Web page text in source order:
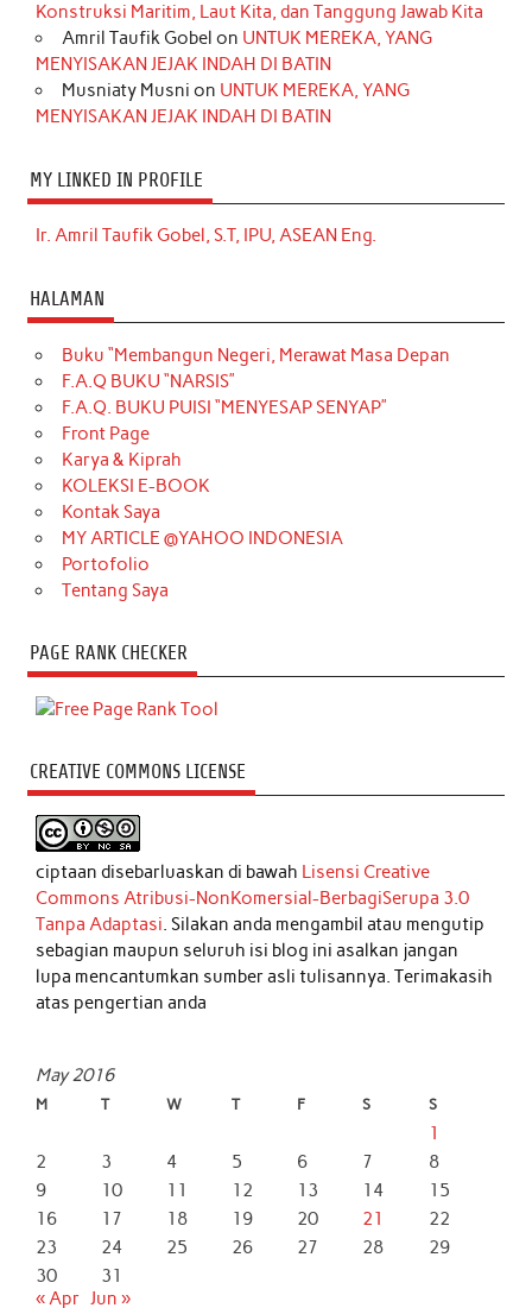
Konstruksi Maritim, Laut Kita, dan Tanggung Jawab Kita
Amril Taufik Gobel on UNTUK MEREKA, YANG
MENYISAKAN JEJAK INDAH DI BATIN
Musniaty Musni on UNTUK MEREKA, YANG
MENYISAKAN JEJAK INDAH DI BATIN
MY LINKED IN PROFILE
Ir. Amril Taufik Gobel, S.T, IPU, ASEAN Eng.
HALAMAN
Buku “Membangun Negeri, Merawat Masa Depan
F.A.Q BUKU “NARSIS”
F.A.Q. BUKU PUISI “MENYESAP SENYAP”
Front Page
Karya & Kiprah
KOLEKSI E-BOOK
Kontak Saya
MY ARTICLE @YAHOO INDONESIA
Portofolio
Tentang Saya
PAGE RANK CHECKER
CREATIVE COMMONS LICENSE
ciptaan disebarluaskan di bawah Lisensi Creative
Commons Atribusi-NonKomersial-BerbagiSerupa 3.0
Tanpa Adaptasi. Silakan anda mengambil atau mengutip
sebagian maupun seluruh isi blog ini asalkan jangan
lupa mencantumkan sumber asli tulisannya. Terimakasih
atas pengertian anda
May 2016
M T W T F S S
1
2
3 4 5 6 7
8
9
10 11 12 13 14
15
16
17 18 19 20 21
22
23
24 25 26 27 28
29
30
31
« Apr Jun »